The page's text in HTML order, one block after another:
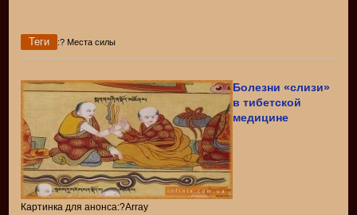
Теги :? Места силы
Болезни «слизи»
в тибетской
медицине
Картинка для анонса:?Array